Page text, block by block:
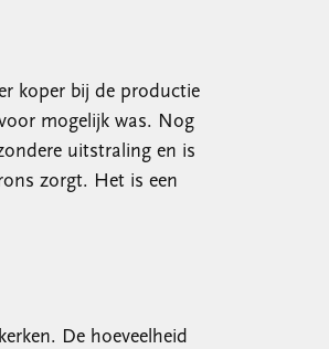
koper bij de productie
mogelijk was. Nog
uitstraling en is
zorgt. Het is een
De hoeveelheid